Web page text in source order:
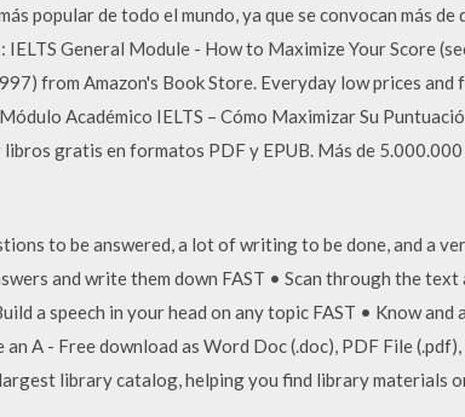
popular de todo el mundo, ya que se convocan más
IELTS General Module - How to Maximize Your Score
from Amazon's Book Store. Everyday low prices and
Académico IELTS – Cómo Maximizar Su
gratis en formatos PDF y EPUB. Más de
to be answered, a lot of writing to be done, and a
and write them down FAST • Scan through the
a speech in your head on any topic FAST • Know
an A - Free download as Word Doc (.doc), PDF File
library catalog, helping you find library materials